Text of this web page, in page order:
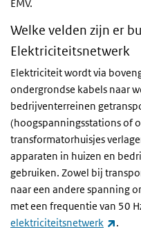
EMV.
Welke velden zijn er
Elektriciteitsnetwerk
Elektriciteit wordt via
ondergrondse kabels naar
bedrijventerreinen
(hoogspanningsstations of
transformatorhuisjes
apparaten in huizen en
gebruiken. Zowel bij
naar een andere spanning
met een frequentie van 50
elektriciteitsnetwerk
.